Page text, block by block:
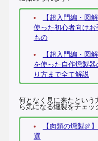
【超入門編・図
使った初心者向け
もの
【超入門編・図
を使った自作燻製
り方まで全て解説
何となく見に来たとい
ら気になる燻製をチェッ
【肉類の燻製🍖
選